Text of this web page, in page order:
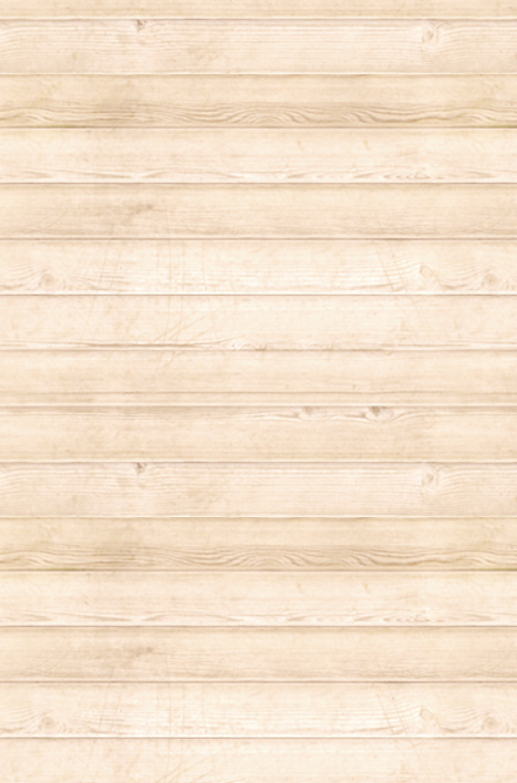
リュック／バックパック
ケース／マルチポーチ
アパレル
キャンプギア／その他雑貨
スマートフォンケース
gym master（ジムマスター）
GRAMICCI（グラミチ）
grn outdoor（ジーアールエヌアウトド
ア）
ストレージバッグ
HIGH MOUNT（ハイマウント）
HOUSTON（ヒューストン）
INSP（インスピ）
KAARI（カーリ）
Kailua Bay（カイルアベイ）
KAMEYAMA（カメヤマキャンドル）
Legato Largo（レガートラルゴ）
アウトドアウェア
サーフショーツ／水着
ホットサンドメーカー
フットウェア
グリルウィズガード
コーヒーミル
テント
ブランケット
寝袋
デニムジャケット/コート
ベスト
キッチン用品
栓抜き／ボトルオープナー
コーヒーメーカー
その他
ショルダーバッグ
ランプ
フリースジャケット
フリースジャケット